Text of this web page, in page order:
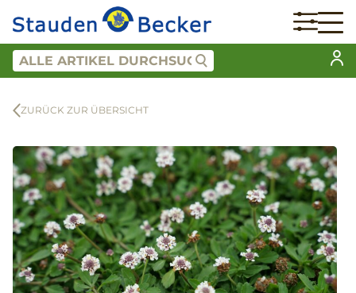
ZURÜCK ZUR ÜBERSICHT